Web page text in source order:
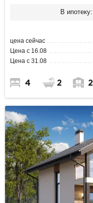
В ипотеку:
цена сейчас
Цена с 16.08
Цена с 31.08
4 2 2